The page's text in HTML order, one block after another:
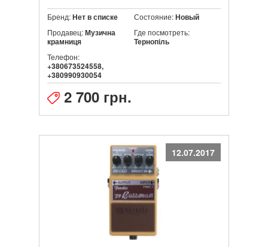
Бренд:Нет в списке Состояние:Новый
Продавец:Музична
крамниця
Где посмотреть:
Тернопіль
Телефон:
+380673524558,
+380990930054
2 700 грн.
12.07.2017